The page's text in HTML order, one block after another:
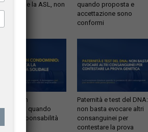
risponde la ASL, non
quando proposta e
accettazione sono
conformi
in
quando
la responsabilità
Paternità e test del DNA:
non basta evocare altri
consanguinei per
contestare la prova